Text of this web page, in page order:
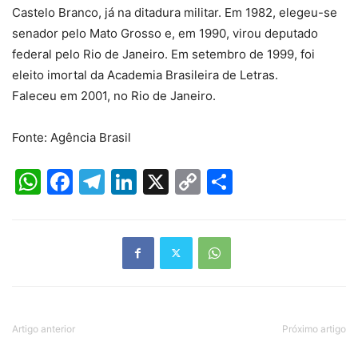
Castelo Branco, já na ditadura militar. Em 1982, elegeu-se
senador pelo Mato Grosso e, em 1990, virou deputado
federal pelo Rio de Janeiro. Em setembro de 1999, foi
eleito imortal da Academia Brasileira de Letras.
Faleceu em 2001, no Rio de Janeiro.
Fonte: Agência Brasil
WhatsApp
Facebook
Telegram
LinkedIn
X
Copy
Artigo anterior Próximo artigo